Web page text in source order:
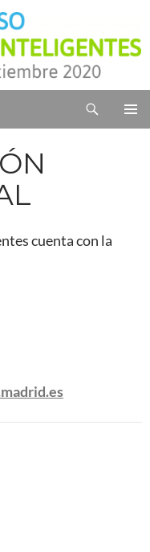
cuenta con la